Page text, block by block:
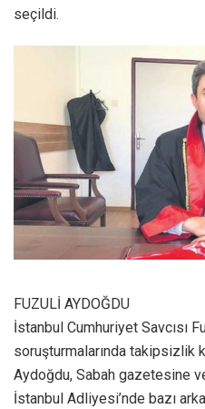
seçildi.
FUZULİ AYDOĞDU
İstanbul Cumhuriyet Savcısı
soruşturmalarında takipsizlik
Aydoğdu, Sabah gazetesine
İstanbul Adliyesi’nde bazı